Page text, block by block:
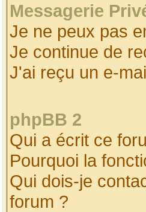
Messagerie
Je ne peux pas
Je continue de
J'ai reçu un e-
phpBB 2
Qui a écrit ce
Pourquoi la
Qui dois-je
forum ?